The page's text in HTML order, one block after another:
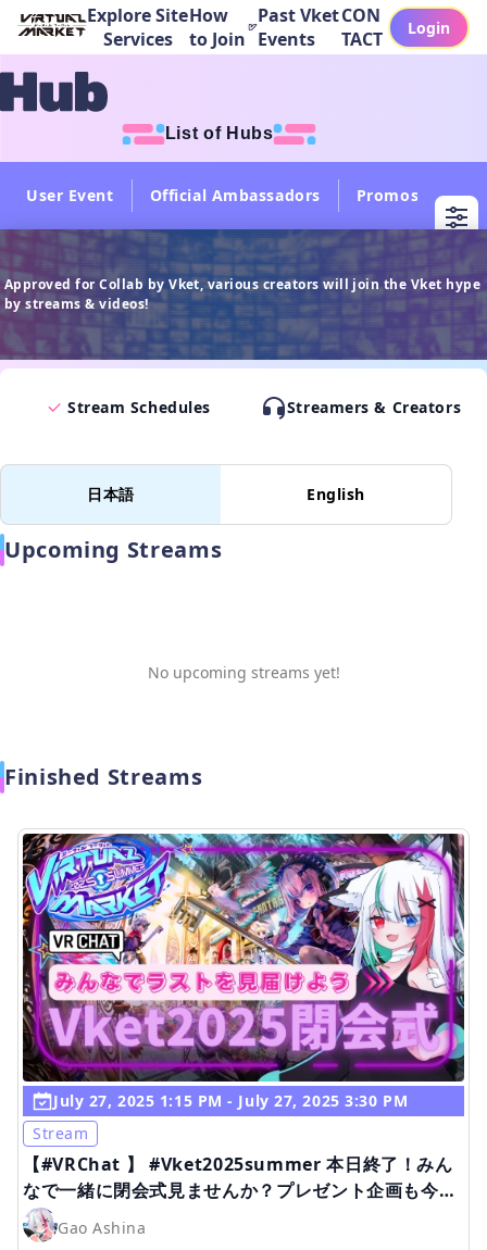
Explore Site
Services
How
to Join
Past Vket
Events
CON
TACT
Login
List of Hubs
User Event Official Ambassadors Promos
Approved for Collab by Vket, various creators will join the Vket hype
by streams & videos!
Stream Schedules Streamers & Creators
日本語 English
Upcoming Streams
No upcoming streams yet!
Finished Streams
July 27, 2025 1:15 PM - July 27, 2025 3:30 PM
Stream
【#VRChat 】 #Vket2025summer 本日終了！みん
なで一緒に閉会式見ませんか？プレゼント企画も今日
まで！詳細は概要欄を見てね！※ミラー配信許可済み
Gao Ashina